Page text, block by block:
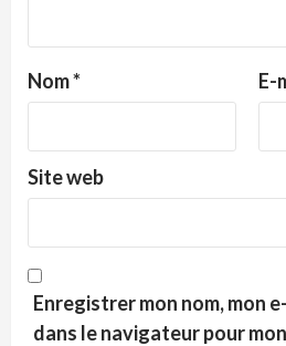
Nom* E-
Site web
Enregistrer mon nom, mon
dans le navigateur pour